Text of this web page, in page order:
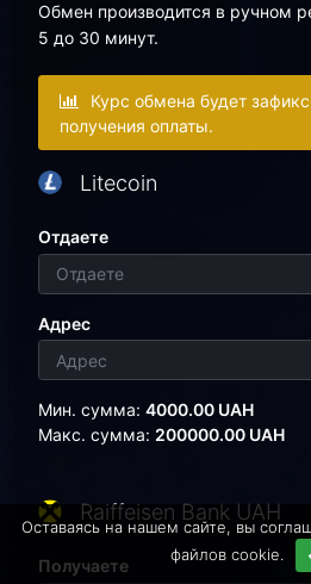
Обмен производится в ручном
5 до 30 минут.
Курс обмена будет
получения оплаты.
Litecoin
Отдаете
Адрес
Мин. сумма: 4000.00 UAH
Макс. сумма: 200000.00 UAH
Raiffeisen Bank UAH
Получаете
Оставаясь на нашем сайте, вы
файлов cookie.